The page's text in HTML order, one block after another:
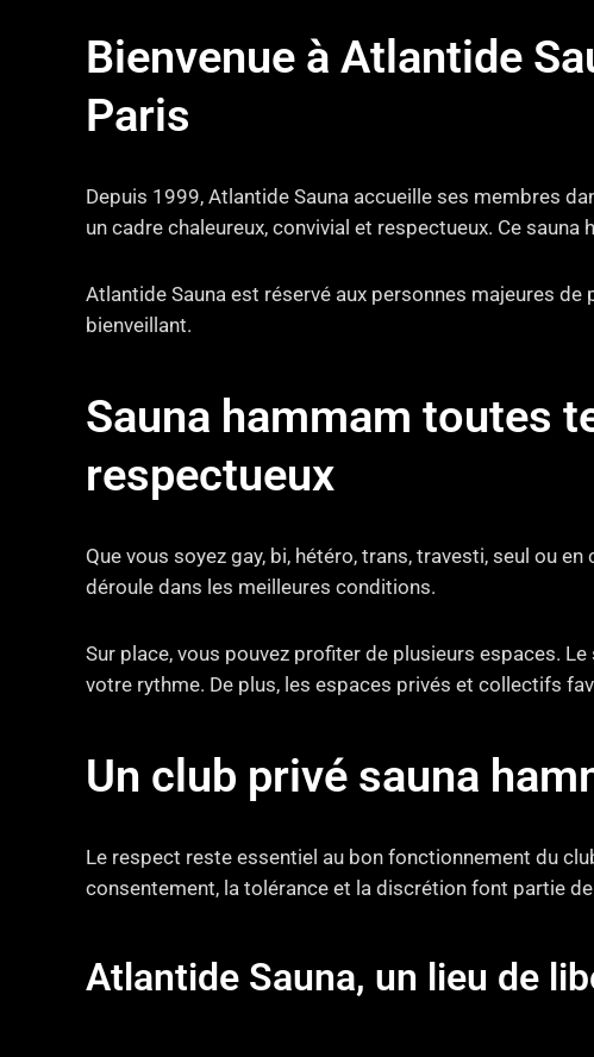
Bienvenue à Atlantide
Paris
Depuis 1999, Atlantide Sauna accueille ses membres
un cadre chaleureux, convivial et respectueux. Ce
Atlantide Sauna est réservé aux personnes majeures
bienveillant.
Sauna hammam toutes
respectueux
Que vous soyez gay, bi, hétéro, trans, travesti, seul ou
déroule dans les meilleures conditions.
Sur place, vous pouvez profiter de plusieurs espaces.
votre rythme. De plus, les espaces privés et collectifs
Un club privé sauna
Le respect reste essentiel au bon fonctionnement du
consentement, la tolérance et la discrétion font partie de
Atlantide Sauna, un lieu de